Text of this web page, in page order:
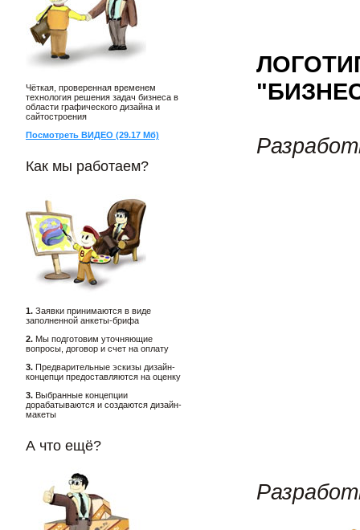
Чёткая, проверенная временем
технология решения задач бизнеса в
области графического дизайна и
сайтостроения
Посмотреть ВИДЕО (29.17 Мб)
Как мы работаем?
1. Заявки принимаются в виде
заполненной анкеты-брифа
2. Мы подготовим уточняющие
вопросы, договор и счет на оплату
3. Предварительные эскизы дизайн-
концепци предоставляются на оценку
3. Выбранные концепции
дорабатываются и создаются дизайн-
макеты
А что ещё?